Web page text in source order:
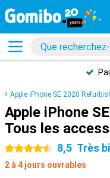
Apple iPhone SE 2020
Apple iPhone
Tous les
4.5 étoiles 8,5 Très
2 à 4 jours ouvrables